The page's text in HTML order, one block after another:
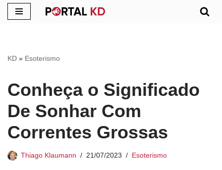
conteúdo
KD » Esoterismo
Conheça o Significado
De Sonhar Com
Correntes Grossas
Thiago Klaumann 21/07/2023 Esoterismo